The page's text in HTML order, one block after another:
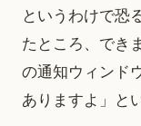
というわけで恐
たところ、でき
の通知ウィンド
ありますよ」と